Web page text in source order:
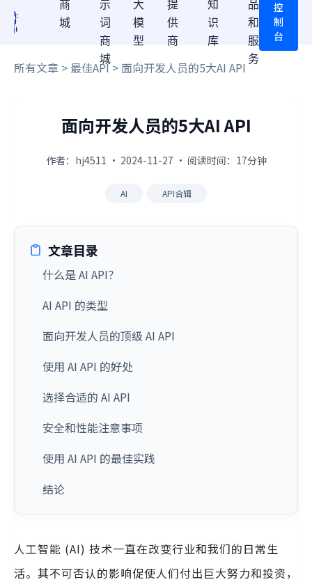
商
城
示
词
商
城
大
模
型
提
供
商
知
识
库
品
和
服
务
控
制
台
所有文章 > 最佳API> 面向开发人员的5大AI API
面向开发人员的5大AI API
作者：hj4511 · 2024-11-27 · 阅读时间：17分钟
AI API合辑
文章目录
什么是 AI API？
AI API 的类型
面向开发人员的顶级 AI API
使用 AI API 的好处
选择合适的 AI API
安全和性能注意事项
使用 AI API 的最佳实践
结论
人工智能 (AI) 技术一直在改变行业和我们的日常生
活。其不可否认的影响促使人们付出巨大努力和投资，